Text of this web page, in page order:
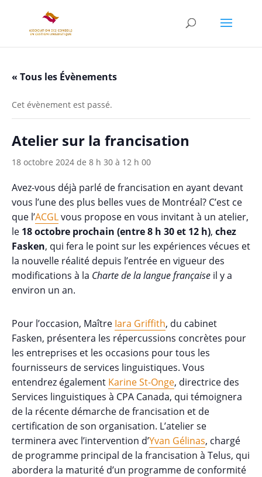
« Tous les Évènements
Cet évènement est passé.
Atelier sur la francisation
18 octobre 2024 de 8 h 30 à 12 h 00
Avez-vous déjà parlé de francisation en ayant devant
vous l’une des plus belles vues de Montréal? C’est ce
que l’ACGLvous propose en vous invitant à un atelier,
le 18 octobre prochain (entre 8 h 30 et 12 h), chez
Fasken, qui fera le point sur les expériences vécues et
la nouvelle réalité depuis l’entrée en vigueur des
modifications à la Charte de la langue française il y a
environ un an.
Pour l’occasion, Maître Iara Griffith, du cabinet
Fasken, présentera les répercussions concrètes pour
les entreprises et les occasions pour tous les
fournisseurs de services linguistiques. Vous
entendrez également Karine St-Onge, directrice des
Services linguistiques à CPA Canada, qui témoignera
de la récente démarche de francisation et de
certification de son organisation. L’atelier se
terminera avec l’intervention d’Yvan Gélinas, chargé
de programme principal de la francisation à Telus, qui
abordera la maturité d’un programme de conformité